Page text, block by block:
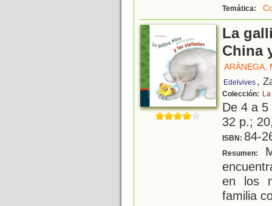
Temática:
La
China
ARÀNEGA,
Edelvives ,
Colección:
De 4 a
32 p.;
ISBN: 84-
Resumen:
en los
familia